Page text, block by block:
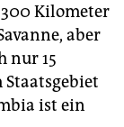
Kilometer
aber
nur 15
ist ein